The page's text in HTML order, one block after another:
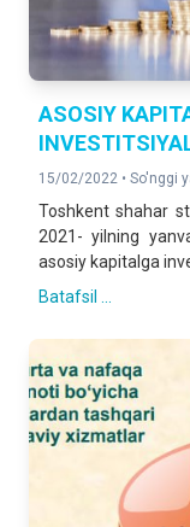
ASOSIY
15/02/2022 • So'nggi
Toshkent shahar
2021- yilning
asosiy kapitalga
Batafsil ...